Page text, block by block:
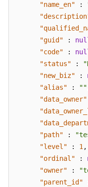
"name_en"
:
"guid"
:
"code"
:
"status"
:
"new_biz"
:
"alias"
: ""
"data_owner"
"path"
:
"level"
: 1 ,
"ordinal"
:
"owner"
:
"parent_id"